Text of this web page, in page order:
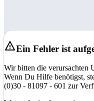
Ein Fehler ist
Wir bitten die verursachten
Wenn Du Hilfe benötigst,
(0)30 - 81097 - 601 zur